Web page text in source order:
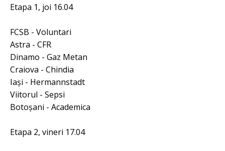
Etapa 1, joi 16.04
FCSB - Voluntari
Astra - CFR
Dinamo - Gaz Metan
Craiova - Chindia
Iaşi - Hermannstadt
Viitorul - Sepsi
Botoşani - Academica
Etapa 2, vineri 17.04